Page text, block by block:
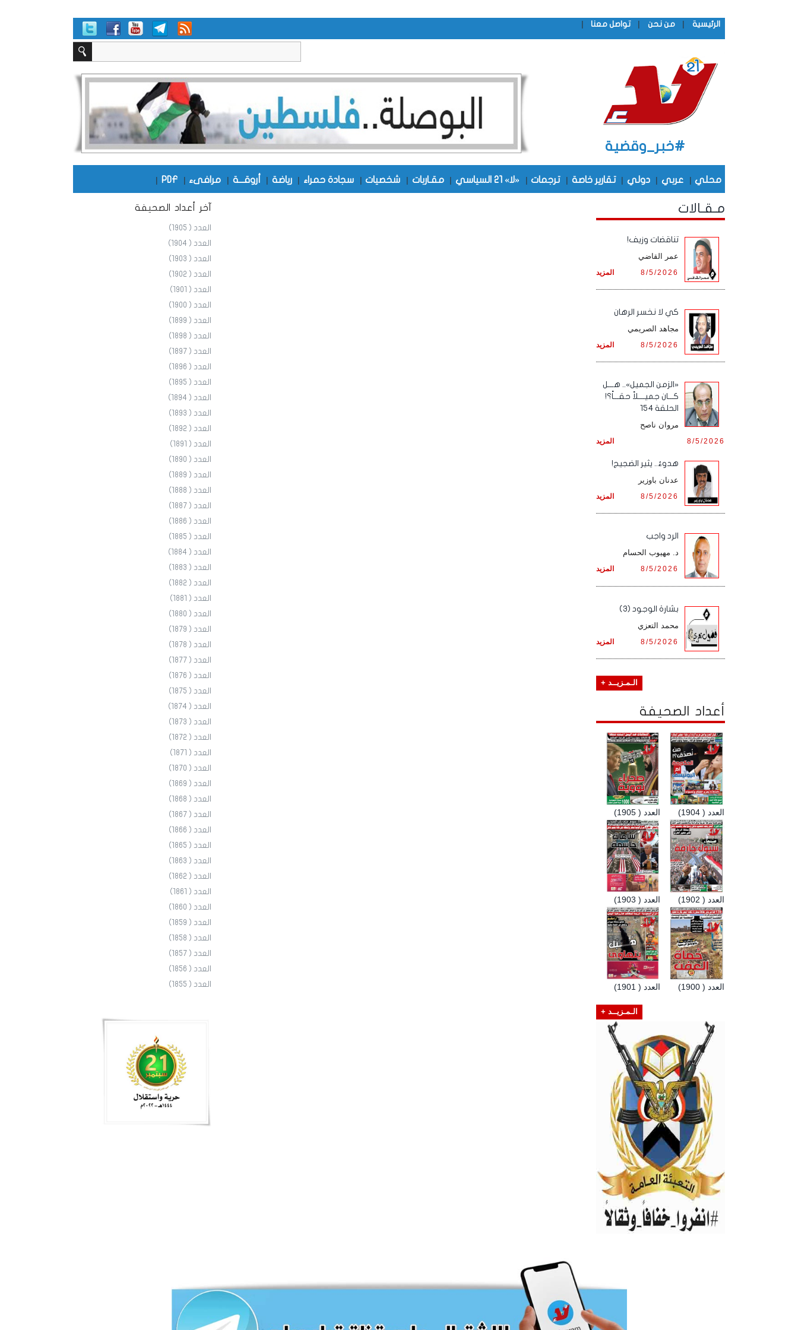
الرئيسية | من نحن | تواصل معنا |
#خبر_وقضية
محلي | عربي | دولي | تقارير خاصة | ترجمات | «لا» 21 السياسي | مقـاربات | شخصيات | سجادة حمراء | رياضة | أروقـــة | مرافىء |
PDF
|
آخر أعداد الصحيفة
العدد ( 1905)
العدد ( 1904)
العدد ( 1903)
العدد ( 1902)
العدد ( 1901)
العدد ( 1900)
العدد ( 1899)
العدد ( 1898)
العدد ( 1897)
العدد ( 1896)
العدد ( 1895)
العدد ( 1894)
العدد ( 1893)
العدد ( 1892)
العدد ( 1891)
العدد ( 1890)
العدد ( 1889)
العدد ( 1888)
العدد ( 1887)
العدد ( 1886)
العدد ( 1885)
العدد ( 1884)
العدد ( 1883)
العدد ( 1882)
العدد ( 1881)
العدد ( 1880)
العدد ( 1879)
العدد ( 1878)
العدد ( 1877)
العدد ( 1876)
العدد ( 1875)
العدد ( 1874)
العدد ( 1873)
العدد ( 1872)
العدد ( 1871)
العدد ( 1870)
العدد ( 1869)
العدد ( 1868)
العدد ( 1867)
العدد ( 1866)
العدد ( 1865)
العدد ( 1863)
العدد ( 1862)
العدد ( 1861)
العدد ( 1860)
العدد ( 1859)
العدد ( 1858)
العدد ( 1857)
العدد ( 1856)
العدد ( 1855)
مـقـالات
تناقضات وزيف!
عمر القاضي
المزيد 8/5/2026
كي لا نخسر الرهان
مجاهد الصريمي
المزيد 8/5/2026
«الزمن الجميل».. هـــل
كـــان جميــــلاً حقـــاً؟!
الحلقة 154
مروان ناصح
المزيد 8/5/2026
هدوءٌ.. يثير الضجيج!
عدنان باوزير
المزيد 8/5/2026
الرد واجب
د. مهيوب الحسام
المزيد 8/5/2026
بشارة الوجود (3)
محمد التعزي
المزيد 8/5/2026
الـمـزيــد +
أعداد الصحيفة
العدد ( 1905) العدد ( 1904)
العدد ( 1903) العدد ( 1902)
العدد ( 1901) العدد ( 1900)
الـمـزيــد +